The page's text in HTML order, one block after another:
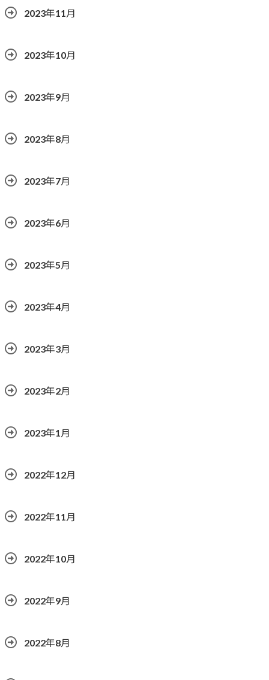
2023年11月
2023年10月
2023年9月
2023年8月
2023年7月
2023年6月
2023年5月
2023年4月
2023年3月
2023年2月
2023年1月
2022年12月
2022年11月
2022年10月
2022年9月
2022年8月